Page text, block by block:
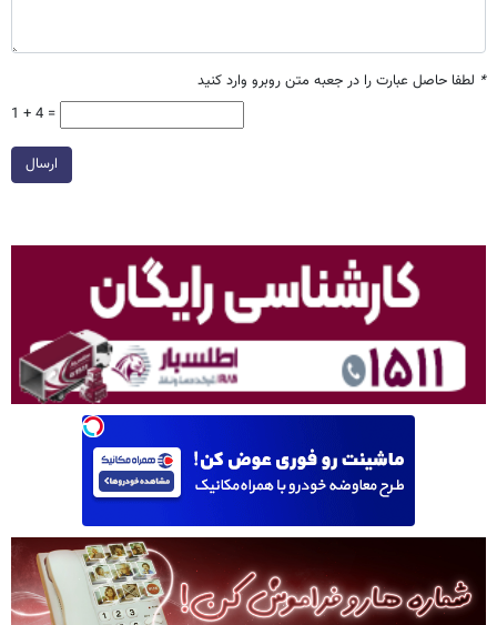
* لطفا حاصل عبارت را در جعبه متن روبرو وارد کنید
1 + 4 =
ارسال